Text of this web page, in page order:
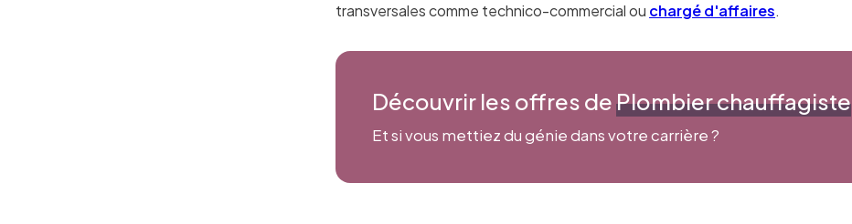
transversales comme technico-commercial ou chargé d'affaires.
Découvrir les offres dePlombier chauffagiste
Et si vous mettiez du génie dans votre carrière ?